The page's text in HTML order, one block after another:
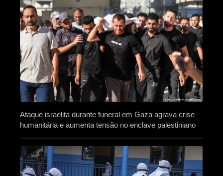
Ataque israelita durante funeral em Gaza agrava crise
humanitária e aumenta tensão no enclave palestiniano